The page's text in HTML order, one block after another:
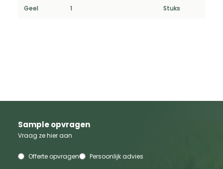
Geel 1 Stuks
Sample opvragen
Vraag ze hier aan
Offerte opvragen Persoonlijk advies